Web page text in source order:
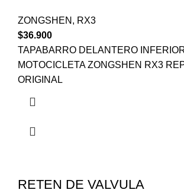
ZONGSHEN , RX3
$36.900
TAPABARRO DELANTERO
MOTOCICLETA ZONGSHEN RX3
ORIGINAL
RETEN DE VALVULA